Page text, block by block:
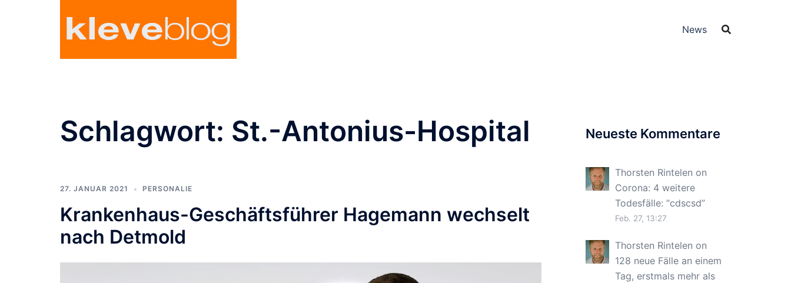
News
Schlagwort: St.-Antonius-Hospital
27. JANUAR 2021 PERSONALIE
Krankenhaus-Geschäftsführer Hagemann wechselt
nach Detmold
Neueste Kommentare
Thorsten Rintelen on
Corona: 4 weitere
Todesfälle: “cdscsd”
Feb. 27, 13:27
Thorsten Rintelen on
128 neue Fälle an einem
Tag, erstmals mehr als